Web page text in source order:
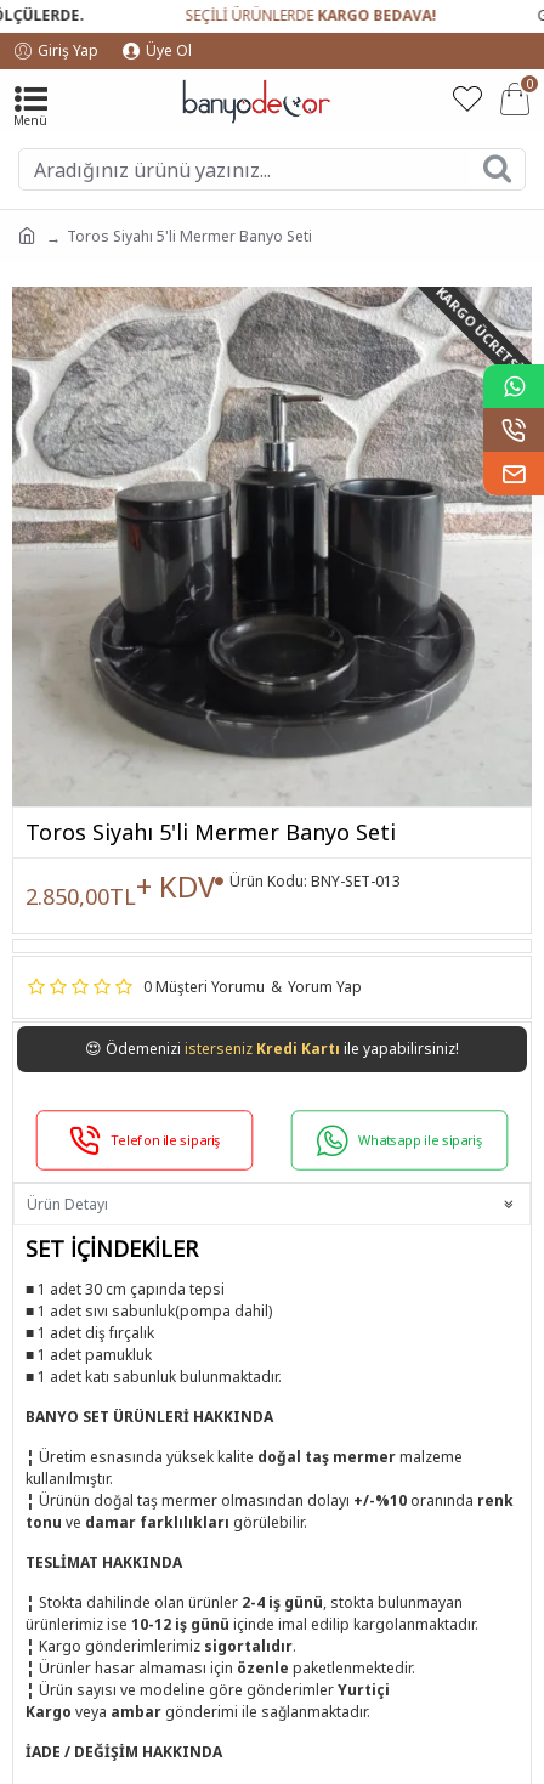
SEÇİLİ ÜRÜNLERDEKARGO BEDAVA!
Giriş Yap
Üye Ol
0
Toros Siyahı 5'li Mermer Banyo Seti
KARGO ÜCRETSIZ!
Toros Siyahı 5'li Mermer Banyo Seti
0 Müşteri Yorumu & Yorum Yap
2.850,00TL+ KDV Ürün Kodu: BNY-SET-013
😍 Ödemenizi istersenizKredi Kartı ile yapabilirsiniz!
Telefon ile sipariş Whatsapp ile sipariş
Ürün Detayı
SET İÇİNDEKİLER
■ 1 adet 30 cm çapında tepsi
■ 1 adet sıvı sabunluk(pompa dahil)
■ 1 adet diş fırçalık
■ 1 adet pamukluk
■ 1 adet katı sabunluk bulunmaktadır.
BANYO SET ÜRÜNLERİ HAKKINDA
¦ Üretim esnasında yüksek kalite doğal taş mermermalzeme
kullanılmıştır.
¦ Ürünün doğal taş mermer olmasından dolayı +/-%10 oranında renk
tonu ve damar farklılıkları görülebilir.
TESLİMAT HAKKINDA
¦ Stokta dahilinde olan ürünler 2-4 iş günü, stokta bulunmayan
ürünlerimiz ise 10-12 iş günü içinde imal edilip kargolanmaktadır.
¦ Kargo gönderimlerimiz sigortalıdır.
¦ Ürünler hasar almaması için özenle paketlenmektedir.
¦ Ürün sayısı ve modeline göre gönderimlerYurtiçi
Kargo veya ambar gönderimi ile sağlanmaktadır.
İADE / DEĞİŞİM HAKKINDA